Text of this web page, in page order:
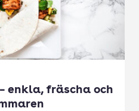
enkla, fräscha och